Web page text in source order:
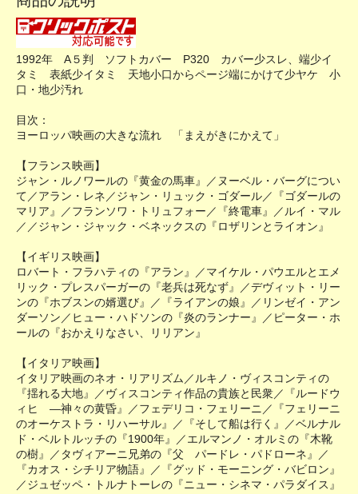
1992年 A５判 ソフトカバー P320 カバー少スレ、端少イ
タミ 表紙少イタミ 天地小口からページ端にかけて少ヤケ 小
口・地少汚れ
目次：
ヨーロッパ映画の大きな流れ 「まえがきにかえて」
【フランス映画】
ジャン・ルノワールの『黄金の馬車』／ヌーベル・バーグについ
て／アラン・レネ／ジャン・リュック・ゴダール／『ゴダールの
マリア』／フランソワ・トリュフォー／『終電車』／ルイ・マル
／／ジャン・ジャック・ベネックスの『ロザリンとライオン』
【イギリス映画】
ロバート・フラハティの『アラン』／マイケル・パウエルとエメ
リック・プレスパーガーの『老兵は死なず』／デヴィット・リー
ンの『ホブスンの婿選び』／『ライアンの娘』／リンゼイ・アン
ダーソン／ヒュー・ハドソンの『炎のランナー』／ピーター・ホ
ールの『おかえりなさい、リリアン』
【イタリア映画】
イタリア映画のネオ・リアリズム／ルキノ・ヴィスコンティの
『揺れる大地』／ヴィスコンティ作品の貴族と民衆／『ルードウ
ィヒ ―神々の黄昏』／フェデリコ・フェリーニ／『フェリーニ
のオーケストラ・リハーサル』／『そして船は行く』／ベルナル
ド・ベルトルッチの『1900年』／エルマンノ・オルミの『木靴
の樹』／タヴィアーニ兄弟の『父 パードレ・パドローネ』／
『カオス・シチリア物語』／『グッド・モーニング・バビロン』
／ジュゼッペ・トルナトーレの『ニュー・シネマ・パラダイス』